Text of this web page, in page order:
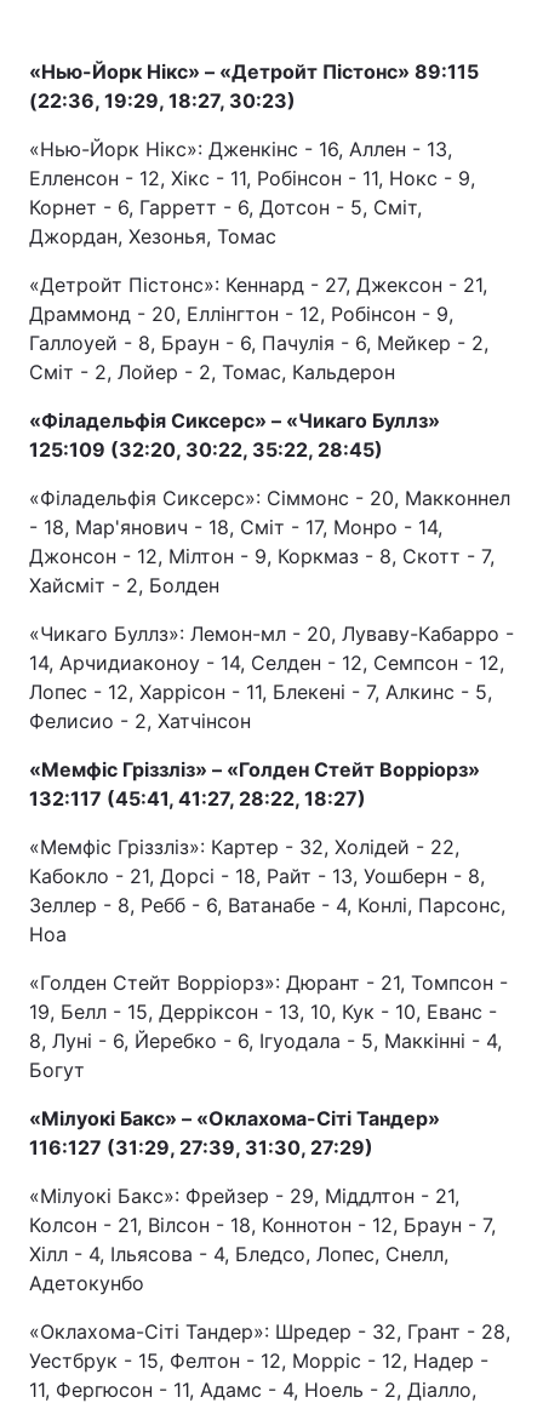
«Нью-Йорк Нікс» – «Детройт Пістонс» 89:115
(22:36, 19:29, 18:27, 30:23)
«Нью-Йорк Нікс»: Дженкінс - 16, Аллен - 13,
Елленсон - 12, Хікс - 11, Робінсон - 11, Нокс - 9,
Корнет - 6, Гарретт - 6, Дотсон - 5, Сміт,
Джордан, Хезонья, Томас
«Детройт Пістонс»: Кеннард - 27, Джексон - 21,
Драммонд - 20, Еллінгтон - 12, Робінсон - 9,
Галлоуей - 8, Браун - 6, Пачулія - 6, Мейкер - 2,
Сміт - 2, Лойер - 2, Томас, Кальдерон
«Філадельфія Сиксерс» – «Чикаго Буллз»
125:109 (32:20, 30:22, 35:22, 28:45)
«Філадельфія Сиксерс»: Сіммонс - 20, Макконнел
- 18, Мар'янович - 18, Сміт - 17, Монро - 14,
Джонсон - 12, Мілтон - 9, Коркмаз - 8, Скотт - 7,
Хайсміт - 2, Болден
«Чикаго Буллз»: Лемон-мл - 20, Луваву-Кабарро -
14, Арчидиаконоу - 14, Селден - 12, Семпсон - 12,
Лопес - 12, Харрісон - 11, Блекені - 7, Алкинс - 5,
Фелисио - 2, Хатчінсон
«Мемфіс Гріззліз» – «Голден Стейт Ворріорз»
132:117 (45:41, 41:27, 28:22, 18:27)
«Мемфіс Гріззліз»: Картер - 32, Холідей - 22,
Кабокло - 21, Дорсі - 18, Райт - 13, Уошберн - 8,
Зеллер - 8, Ребб - 6, Ватанабе - 4, Конлі, Парсонс,
Ноа
«Голден Стейт Ворріорз»: Дюрант - 21, Томпсон -
19, Белл - 15, Дерріксон - 13, 10, Кук - 10, Еванс -
8, Луні - 6, Йеребко - 6, Ігуодала - 5, Маккінні - 4,
Богут
«Мілуокі Бакс» – «Оклахома-Сіті Тандер»
116:127 (31:29, 27:39, 31:30, 27:29)
«Мілуокі Бакс»: Фрейзер - 29, Міддлтон - 21,
Колсон - 21, Вілсон - 18, Коннотон - 12, Браун - 7,
Хілл - 4, Ільясова - 4, Бледсо, Лопес, Снелл,
Адетокунбо
«Оклахома-Сіті Тандер»: Шредер - 32, Грант - 28,
Уестбрук - 15, Фелтон - 12, Морріс - 12, Надер -
11, Фергюсон - 11, Адамс - 4, Ноель - 2, Діалло,